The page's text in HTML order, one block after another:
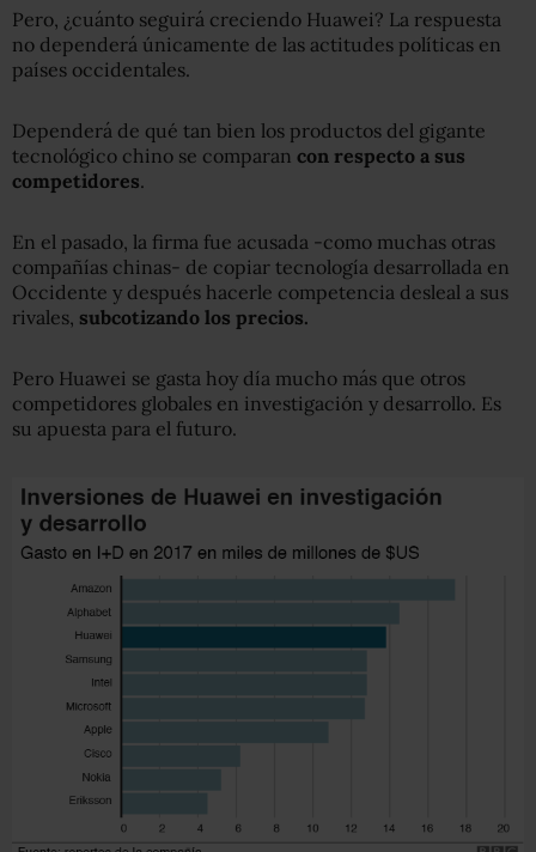
Pero, ¿cuánto seguirá creciendo Huawei? La respuesta
no dependerá únicamente de las actitudes políticas en
países occidentales.
Dependerá de qué tan bien los productos del gigante
tecnológico chino se comparan con respecto a sus
competidores.
En el pasado, la firma fue acusada -como muchas otras
compañías chinas- de copiar tecnología desarrollada en
Occidente y después hacerle competencia desleal a sus
rivales, subcotizando los precios.
Pero Huawei se gasta hoy día mucho más que otros
competidores globales en investigación y desarrollo. Es
su apuesta para el futuro.